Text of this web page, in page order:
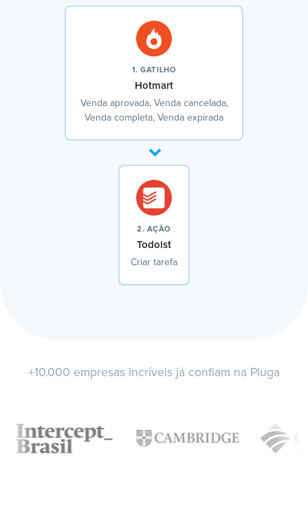
1. GATILHO
Hotmart
Venda aprovada, Venda cancelada,
Venda completa, Venda expirada
2. AÇÃO
Todoist
Criar tarefa
+10.000 empresas incríveis já confiam na Pluga